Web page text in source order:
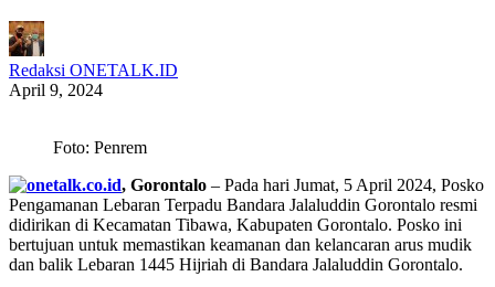
Redaksi ONETALK.ID
April 9, 2024
Foto: Penrem
, Gorontalo – Pada hari Jumat, 5 April 2024, Posko
Pengamanan Lebaran Terpadu Bandara Jalaluddin Gorontalo resmi
didirikan di Kecamatan Tibawa, Kabupaten Gorontalo. Posko ini
bertujuan untuk memastikan keamanan dan kelancaran arus mudik
dan balik Lebaran 1445 Hijriah di Bandara Jalaluddin Gorontalo.